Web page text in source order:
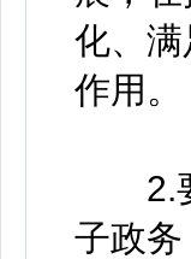
化、
作用。
2.要
子政